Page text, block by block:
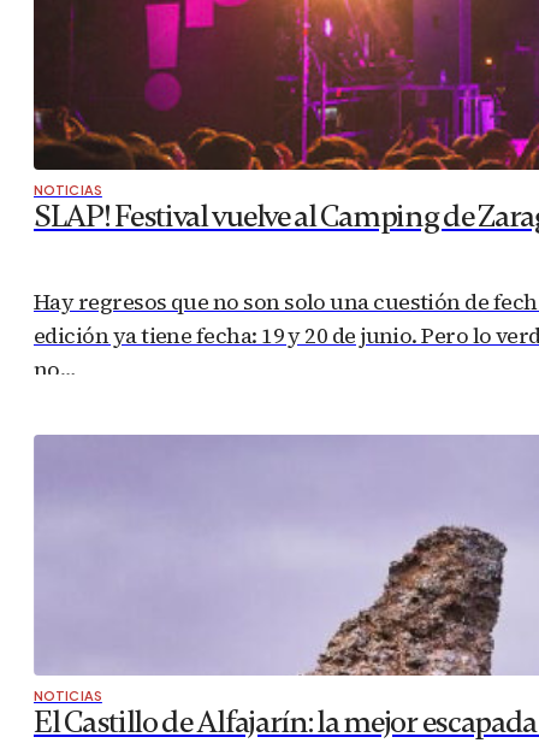
NOTICIAS
SLAP! Festival vuelve al Camping de
Hay regresos que no son solo una cuestión de
edición ya tiene fecha: 19 y 20 de junio. Pero lo
no…
NOTICIAS
El Castillo de Alfajarín: la mejor